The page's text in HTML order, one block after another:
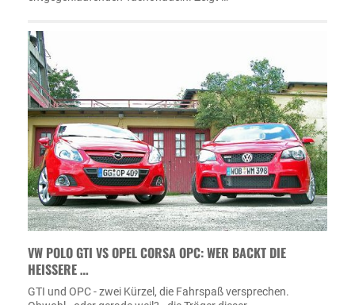
VW POLO GTI VS OPEL CORSA OPC: WER BACKT DIE
HEISSERE …
GTI und OPC - zwei Kürzel, die Fahrspaß versprechen.